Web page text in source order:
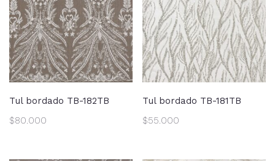
Tul bordado TB-182TB
$80.000
Tul bordado TB-181TB
$55.000